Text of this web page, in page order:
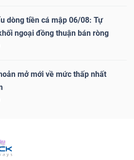
dòng tiền cá mập 06/08: Tự
ngoại đồng thuận bán ròng
mở mới về mức thấp nhất